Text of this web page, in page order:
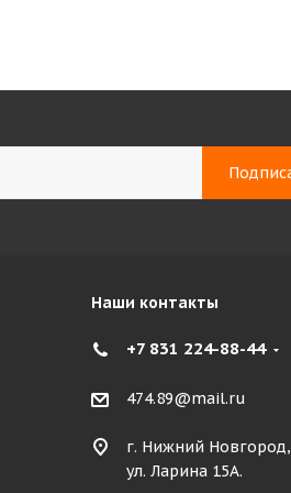
Наши контакты
+7 831 224-88-44
474.89@mail.ru
г. Нижний Новгород,
ул. Ларина 15А.